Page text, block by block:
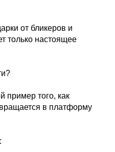
от бликеров и
только настоящее
пример того, как
в платформу